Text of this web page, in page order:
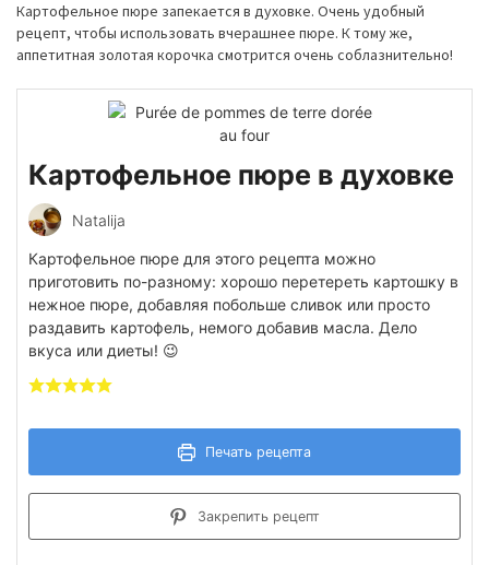
Картофельное пюре запекается в духовке. Очень удобный
рецепт, чтобы использовать вчерашнее пюре. К тому же,
аппетитная золотая корочка смотрится очень соблазнительно!
Картофельное пюре в духовке
Natalija
Картофельное пюре для этого рецепта можно
приготовить по-разному: хорошо перетереть картошку в
нежное пюре, добавляя побольше сливок или просто
раздавить картофель, немого добавив масла. Дело
вкуса или диеты! 😉
Печать рецепта
Закрепить рецепт